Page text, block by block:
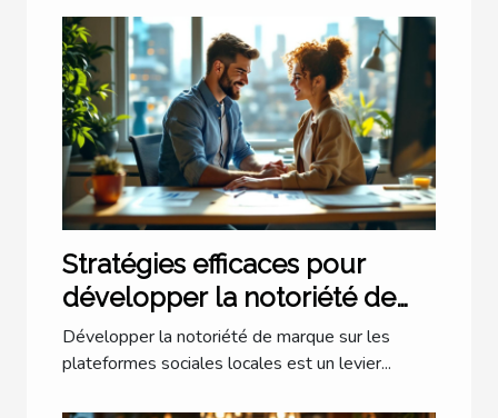
Stratégies efficaces pour
développer la notoriété de
marque via les plateformes
sociales locales
Développer la notoriété de marque sur les
plateformes sociales locales est un levier...